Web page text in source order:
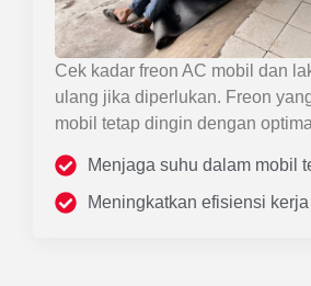
Cek kadar freon AC mobil dan
ulang jika diperlukan. Freon
mobil tetap dingin dengan
Menjaga suhu dalam mobil
Meningkatkan efisiensi